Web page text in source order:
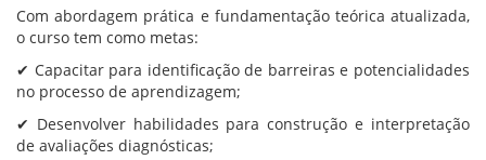
Com abordagem prática e fundamentação teórica atualizada,
o curso tem como metas:
✔ Capacitar para identificação de barreiras e potencialidades
no processo de aprendizagem;
✔ Desenvolver habilidades para construção e interpretação
de avaliações diagnósticas;